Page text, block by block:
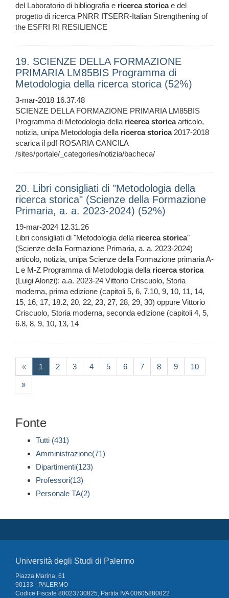
del Laboratorio di bibliografia e ricerca storicae del
progetto di ricerca PNRR ITSERR-Italian Strengthening of
the ESFRI RI RESILIENCE
19. SCIENZE DELLA FORMAZIONE
PRIMARIA LM85BIS Programma di
Metodologia della ricerca storica (52%)
3-mar-2018 16.37.48
SCIENZE DELLA FORMAZIONE PRIMARIA LM85BIS
Programma di Metodologia della ricerca storicaarticolo,
notizia, unipa Metodologia della ricerca storica2017-2018
scarica il pdf ROSARIA CANCILA
/sites/portale/_categories/notizia/bacheca/
20. Libri consigliati di "Metodologia della
ricerca storica" (Scienze della Formazione
Primaria, a. a. 2023-2024) (52%)
19-mar-2024 12.31.26
Libri consigliati di "Metodologia della ricerca storica"
(Scienze della Formazione Primaria, a. a. 2023-2024)
articolo, notizia, unipa Scienze della Formazione primaria A-
L e M-Z Programma di Metodologia della ricerca storica
(Luigi Alonzi): a.a. 2023-24 Vittorio Criscuolo, Storia
moderna, prima edizione (capitoli 5, 6, 7.10, 9, 10, 11, 14,
15, 16, 17, 18.2, 20, 22, 23, 27, 28, 29, 30) oppure Vittorio
Criscuolo, Storia moderna, seconda edizione (capitoli 4, 5,
6.8, 8, 9, 10, 13, 14
« 1 (current)
2 3 4 5 6 7 8 9 10
»
Fonte
Tutti (431)
Amministrazione(71)
Dipartimenti(123)
Professori(13)
Personale TA(2)
Università degli Studi di Palermo
Piazza Marina, 61
90133 - PALERMO
Codice Fiscale 80023730825, Partita IVA 00605880822